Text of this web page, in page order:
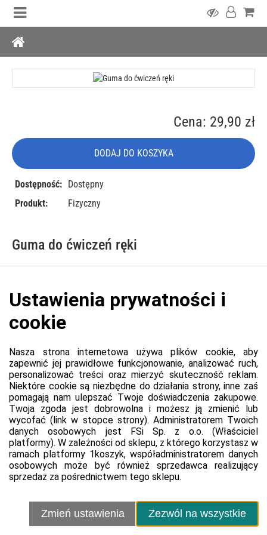
Guma do ćwiczeń ręki
tworzywa. Łatwa do dezynfekcji. Kolor wysyłany losowo.
Przejdź do witryny produktu
Cena: 29,90 zł
DODAJ DO KOSZYKA
Dostępność: Dostępny
Produkt:
Fizyczny
Platforma
Informacje o platformie
Regulamin dla kupujących
Polityka prywatności platformy
Zgłoś błąd lub naruszenie
Ustawienia cookie
Sprzedawca